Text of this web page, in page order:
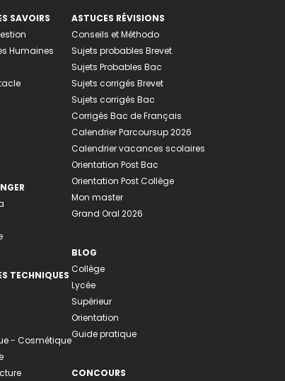
SAVOIRS
Humaines
TECHNIQUES
- Cosmétique
ASTUCES RÉVISIONS
Conseils et Méthodo
Sujets probables Brevet
Sujets Probables Bac
Sujets corrigés Brevet
Sujets corrigés Bac
Corrigés Bac de Français
Calendrier Parcoursup 2026
Calendrier vacances scolaires
Orientation Post Bac
Orientation Post Collège
Mon master
Grand Oral 2026
BLOG
Collège
Lycée
Supérieur
Orientation
Guide pratique
CONCOURS